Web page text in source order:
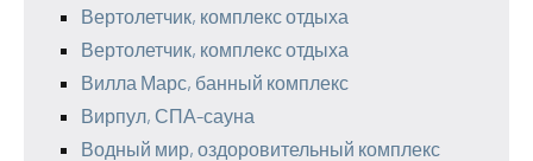
Вертолетчик, комплекс отдыха
Вертолетчик, комплекс отдыха
Вилла Марс, банный комплекс
Вирпул, СПА-сауна
Водный мир, оздоровительный комплекс